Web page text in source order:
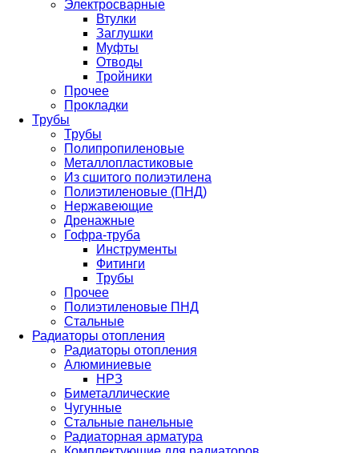
Электросварные
Втулки
Заглушки
Муфты
Отводы
Тройники
Прочее
Прокладки
Трубы
Трубы
Полипропиленовые
Металлопластиковые
Из сшитого полиэтилена
Полиэтиленовые (ПНД)
Нержавеющие
Дренажные
Гофра-труба
Инструменты
Фитинги
Трубы
Прочее
Полиэтиленовые ПНД
Стальные
Радиаторы отопления
Радиаторы отопления
Алюминиевые
НРЗ
Биметаллические
Чугунные
Стальные панельные
Радиаторная арматура